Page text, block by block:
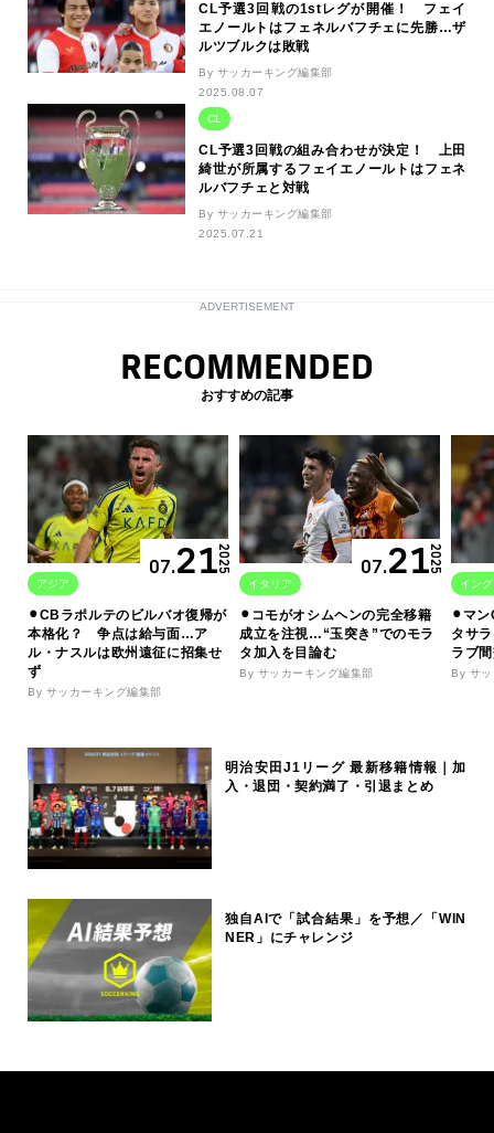
CL予選3回戦の1stレグが開催！ フェイ
エノールトはフェネルバフチェに先勝…ザ
ルツブルクは敗戦
By サッカーキング編集部
2025.08.07
CL
CL予選3回戦の組み合わせが決定！ 上田
綺世が所属するフェイエノールトはフェネ
ルバフチェと対戦
By サッカーキング編集部
2025.07.21
ADVERTISEMENT
RECOMMENDED
おすすめの記事
07.212025
アジア
⚫︎CBラポルテのビルバオ復帰が
本格化？ 争点は給与面…ア
ル・ナスルは欧州遠征に招集せ
ず
By サッカーキング編集部
07.212025
イタリア
⚫︎コモがオシムヘンの完全移籍
成立を注視…“玉突き”でのモラ
タ加入を目論む
By サッカーキング編集部
イン
⚫︎マ
タサ
ラブ
By サ
明治安田J1リーグ 最新移籍情報｜加
入・退団・契約満了・引退まとめ
独自AIで「試合結果」を予想／「WIN
NER」にチャレンジ